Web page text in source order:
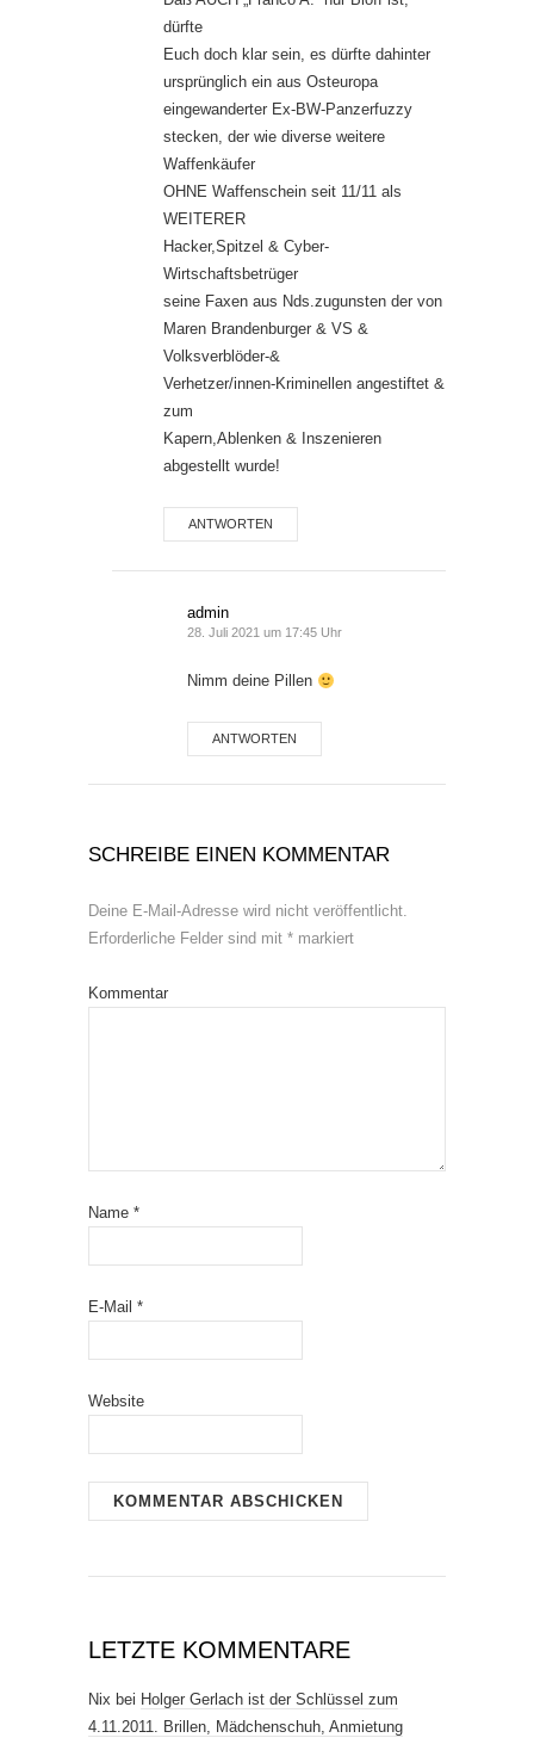
dürfte
Euch doch klar sein, es dürfte dahinter
ursprünglich ein aus Osteuropa
eingewanderter Ex-BW-Panzerfuzzy
stecken, der wie diverse weitere
Waffenkäufer
OHNE Waffenschein seit 11/11 als
WEITERER
Hacker,Spitzel & Cyber-
Wirtschaftsbetrüger
seine Faxen aus Nds.zugunsten der von
Maren Brandenburger & VS &
Volksverblöder-&
Verhetzer/innen-Kriminellen angestiftet &
zum
Kapern,Ablenken & Inszenieren
abgestellt wurde!
ANTWORTEN
admin
28. Juli 2021 um 17:45 Uhr
Nimm deine Pillen
ANTWORTEN
SCHREIBE EINEN KOMMENTAR
Deine E-Mail-Adresse wird nicht veröffentlicht.
Erforderliche Felder sind mit * markiert
Kommentar
Name *
E-Mail *
Website
LETZTE KOMMENTARE
Nix bei Holger Gerlach ist der Schlüssel zum
4.11.2011. Brillen, Mädchenschuh, Anmietung